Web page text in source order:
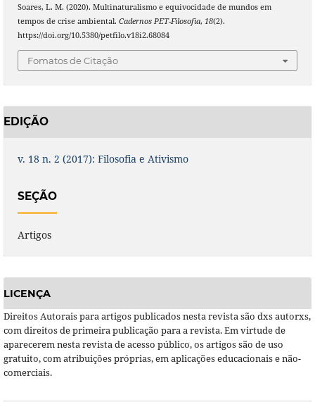
Soares, L. M. (2020). Multinaturalismo e equivocidade de mundos em
tempos de crise ambiental. Cadernos PET-Filosofia, 18(2).
https://doi.org/10.5380/petfilo.v18i2.68084
Fomatos de Citação
EDIÇÃO
v. 18 n. 2 (2017): Filosofia e Ativismo
SEÇÃO
Artigos
LICENÇA
Direitos Autorais para artigos publicados nesta revista são dxs autorxs,
com direitos de primeira publicação para a revista. Em virtude de
aparecerem nesta revista de acesso público, os artigos são de uso
gratuito, com atribuições próprias, em aplicações educacionais e não-
comerciais.